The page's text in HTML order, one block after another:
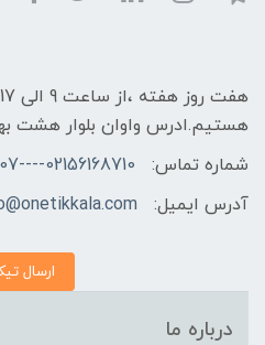
هستیم.ادرس واوان بلوار هشت
شماره تماس:
02156168710----09376779107
آدرس ایمیل:
ارسال
درباره ما